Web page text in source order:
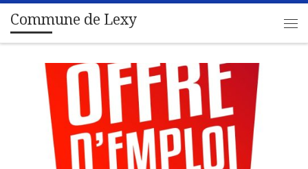
Passer au contenu
Commune de Lexy